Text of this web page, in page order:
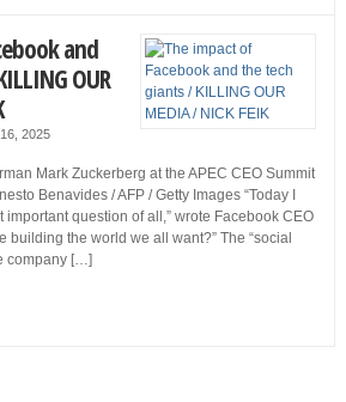
and
OUR
2025
Mark Zuckerberg at the APEC CEO Summit
Benavides / AFP / Getty Images “Today I
important question of all,” wrote Facebook CEO
building the world we all want?” The “social
company […]